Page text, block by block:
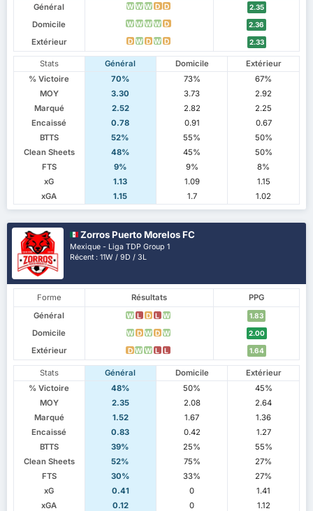
Général
W W W D D 2.35
Domicile W W W W D 2.36
Extérieur D W D W D 2.33
Stats Général Domicile
Extérieur
% Victoire
70% 73%
67%
MOY
3.30 3.73
2.92
Marqué
2.52 2.82
2.25
Encaissé
0.78 0.91
0.67
BTTS
52% 55%
50%
Clean Sheets
48% 45%
50%
FTS
9% 9%
8%
xG
1.13 1.09
1.15
xGA
1.15 1.7 1.02
Zorros Puerto Morelos FC
Mexique - Liga TDP Group 1
Récent : 11W / 9D / 3L
Forme Résultats
PPG
Général
W L D L W 1.83
Domicile W D W D W 2.00
Extérieur D W W L L 1.64
Stats Général Domicile
Extérieur
% Victoire
48% 50%
45%
MOY
2.35 2.08
2.64
Marqué
1.52 1.67
1.36
Encaissé
0.83 0.42
1.27
BTTS
39% 25%
55%
Clean Sheets
52% 75%
27%
FTS
30% 33%
27%
xG
0.41 0
1.41
xGA
0.12 0 1.12